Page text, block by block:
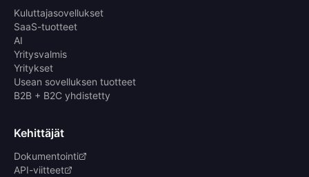
Kuluttajasovellukset
SaaS-tuotteet
AI
Yritysvalmis
Yritykset
Usean sovelluksen tuotteet
B2B + B2C yhdistetty
Kehittäjät
Dokumentointi
API-viitteet